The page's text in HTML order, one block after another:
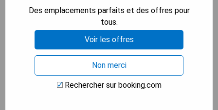
Proposant une piscine extérieure, un sauna et un
bain à remous, le Surfers Chalet est situé à
Des emplacements parfaits et des offres pour
tous.
Voir les offres
Non merci
Rechercher sur booking.com